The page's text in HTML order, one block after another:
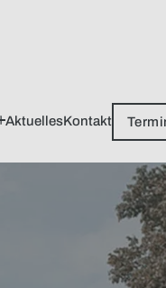
AktuellesKontakt